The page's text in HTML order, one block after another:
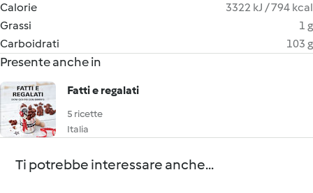
Calorie
3322 kJ / 794 kcal
Grassi
1 g
Carboidrati
103 g
Presente anche in
Fatti e regalati
5 ricette
Italia
Ti potrebbe interessare anche...